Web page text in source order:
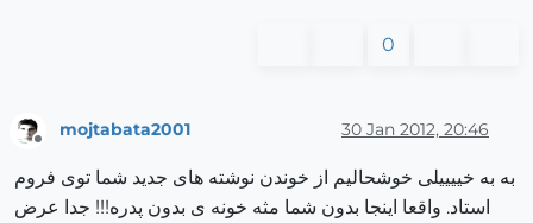
0
Offline
mojtabata2001 30 Jan 2012, 20:46
به به خییییلی خوشحالیم از خوندن نوشته های جدید شما توی فروم
استاد. واقعا اینجا بدون شما مثه خونه ی بدون پدره!!! جدا عرض